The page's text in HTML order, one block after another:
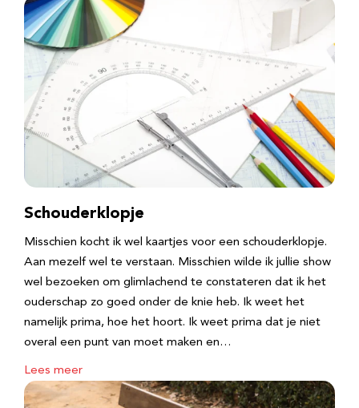
Schouderklopje
Misschien kocht ik wel kaartjes voor een schouderklopje.
Aan mezelf wel te verstaan. Misschien wilde ik jullie show
wel bezoeken om glimlachend te constateren dat ik het
ouderschap zo goed onder de knie heb. Ik weet het
namelijk prima, hoe het hoort. Ik weet prima dat je niet
overal een punt van moet maken en…
Lees meer